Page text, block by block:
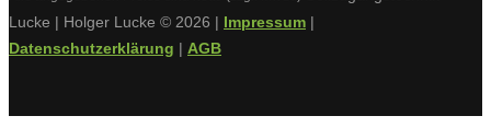
Lucke | Holger Lucke © 2026 | Impressum |
Datenschutzerklärung | AGB